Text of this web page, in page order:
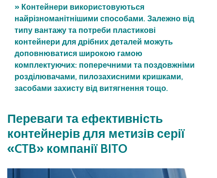
» Контейнери використовуються
найрізноманітнішими способами. Залежно від
типу вантажу та потреби пластикові
контейнери для дрібних деталей можуть
доповнюватися широкою гамою
комплектуючих: поперечними та поздовжніми
розділювачами, пилозахисними кришками,
засобами захисту від витягнення тощо.
Переваги та ефективність
контейнерів для метизів серії
«CTB» компанії BITO